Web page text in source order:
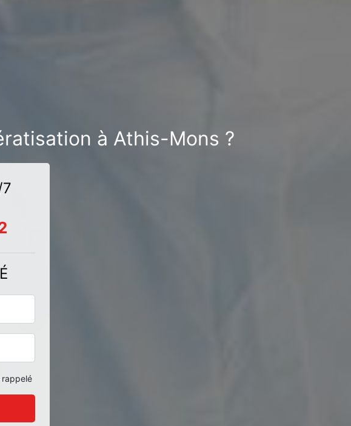
à Athis-Mons ?